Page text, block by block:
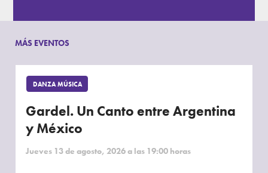
MÁS EVENTOS
DANZA MÚSICA
Gardel. Un Canto entre Argentina
y México
Jueves 13 de agosto, 2026 a las 19:00 horas